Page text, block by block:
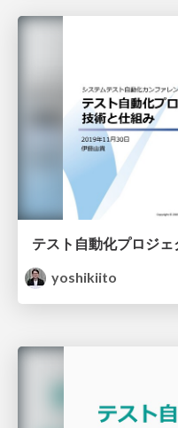
テスト自動化プロジ
yoshikiito